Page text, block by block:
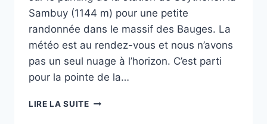
Sambuy (1144 m) pour une petite
randonnée dans le massif des Bauges. La
météo est au rendez-vous et nous n’avons
pas un seul nuage à l’horizon. C’est parti
pour la pointe de la…
LIRE LA SUITERANDO